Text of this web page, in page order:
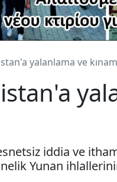
yalanlama ve
iddia ve
Yunan